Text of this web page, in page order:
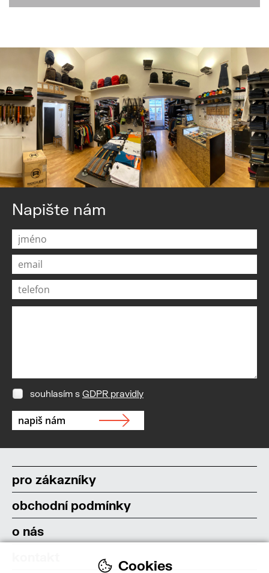
Napište nám
souhlasím s GDPR pravidly
pro zákazníky
obchodní podmínky
o nás
Cookies